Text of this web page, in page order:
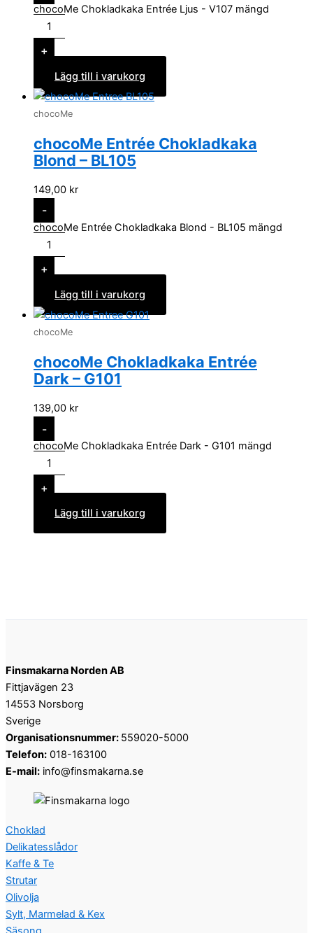
chocoMe Chokladkaka Entrée Ljus - V107 mängd
+
Lägg till i varukorg
chocoMe
chocoMe Entrée Chokladkaka
Blond – BL105
149,00 kr
-
chocoMe Entrée Chokladkaka Blond - BL105 mängd
+
Lägg till i varukorg
chocoMe
chocoMe Chokladkaka Entrée
Dark – G101
139,00 kr
-
chocoMe Chokladkaka Entrée Dark - G101 mängd
+
Lägg till i varukorg
Finsmakarna Norden AB
Fittjavägen 23
14553 Norsborg
Sverige
Organisationsnummer: 559020-5000
Telefon: 018-163100
E-mail: info@finsmakarna.se
Choklad
Delikatesslådor
Kaffe & Te
Strutar
Olivolja
Sylt, Marmelad & Kex